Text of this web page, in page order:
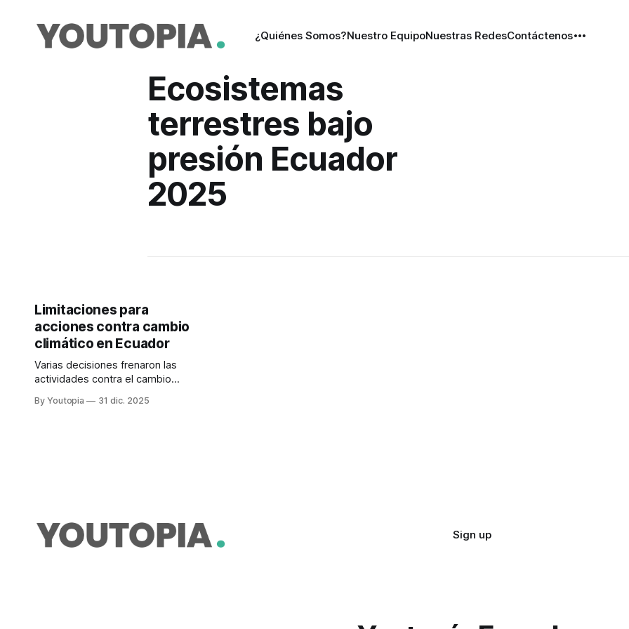
¿Quiénes Somos?Nuestro EquipoNuestras RedesContáctenos
Ecosistemas
terrestres bajo
presión Ecuador
2025
Limitaciones para
acciones contra cambio
climático en Ecuador
Varias decisiones frenaron las
actividades contra el cambio
ecosistemas. Una de ellas fue la
By Youtopia 31 dic. 2025
Sign up